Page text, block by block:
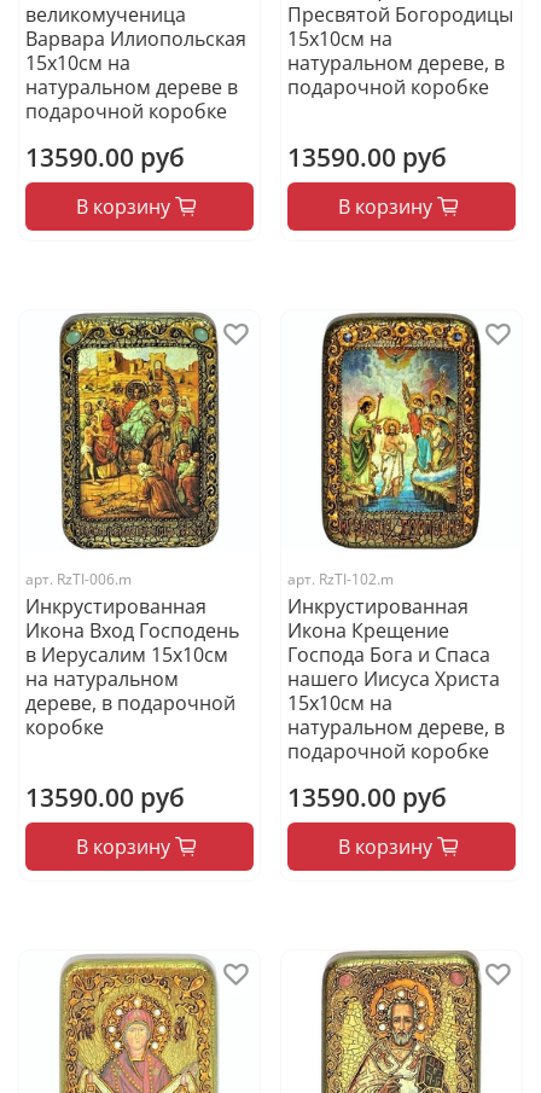
великомученица
Варвара Илиопольская
15х10см на
натуральном дереве в
подарочной коробке
13590.00 руб
В корзину
Пресвятой Богородицы
15х10см на
натуральном дереве, в
подарочной коробке
13590.00 руб
В корзину
арт. RzTI-006.m
Инкрустированная
Икона Вход Господень
в Иерусалим 15х10см
на натуральном
дереве, в подарочной
коробке
13590.00 руб
В корзину
арт. RzTI-102.m
Инкрустированная
Икона Крещение
Господа Бога и Спаса
нашего Иисуса Христа
15х10см на
натуральном дереве, в
подарочной коробке
13590.00 руб
В корзину